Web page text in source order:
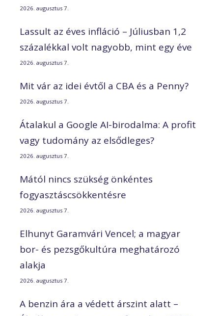
2026. augusztus 7.
Lassult az éves infláció – Júliusban 1,2
százalékkal volt nagyobb, mint egy éve
2026. augusztus 7.
Mit vár az idei évtől a CBA és a Penny?
2026. augusztus 7.
Átalakul a Google AI-birodalma: A profit
vagy tudomány az elsődleges?
2026. augusztus 7.
Mától nincs szükség önkéntes
fogyasztáscsökkentésre
2026. augusztus 7.
Elhunyt Garamvári Vencel; a magyar
bor- és pezsgőkultúra meghatározó
alakja
2026. augusztus 7.
A benzin ára a védett árszint alatt –